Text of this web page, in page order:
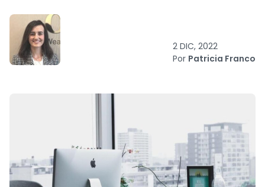
2 DIC, 2022
Por Patricia Franco